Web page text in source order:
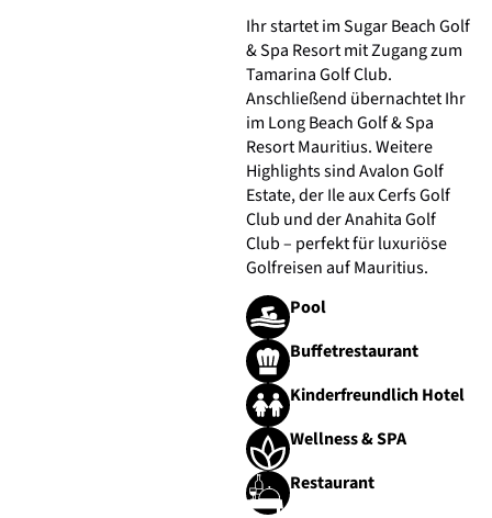
Ihr startet im Sugar Beach Golf
& Spa Resort mit Zugang zum
Tamarina Golf Club.
Anschließend übernachtet Ihr
im Long Beach Golf & Spa
Resort Mauritius. Weitere
Highlights sindAvalon Golf
Estate, derIle aux Cerfs Golf
Club und derAnahita Golf
Club– perfekt für luxuriöse
Golfreisen auf Mauritius.
Pool
Buffetrestaurant
Kinderfreundlich Hotel
Wellness & SPA
Restaurant